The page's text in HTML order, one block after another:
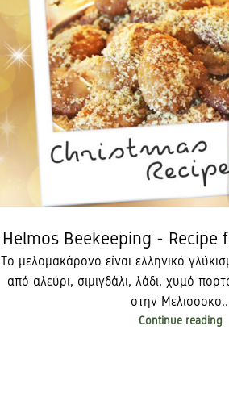
Helmos Beekeeping - Recipe
Το μελομακάρονο είναι ελληνικό
από αλεύρι, σιμιγδάλι, λάδι, χυμό
στην
Continue reading